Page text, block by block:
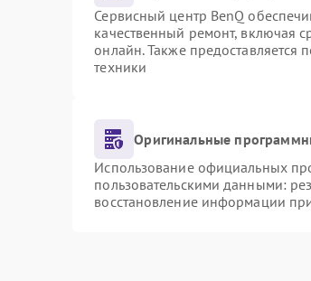
Сервисный центр BenQ
качественный ремонт, включая
онлайн. Также предоставляется
техники
Оригинальные
Использование официальных
пользовательскими данными:
восстановление информации